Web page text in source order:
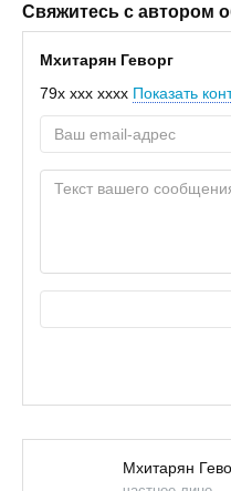
Свяжитесь с автором
Мхитарян Геворг
79x xxx xxxx Показать
Мхитарян